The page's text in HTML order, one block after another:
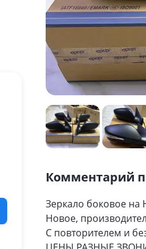
Комментарий
Зеркало боковое на
Новое,
С повторителем и